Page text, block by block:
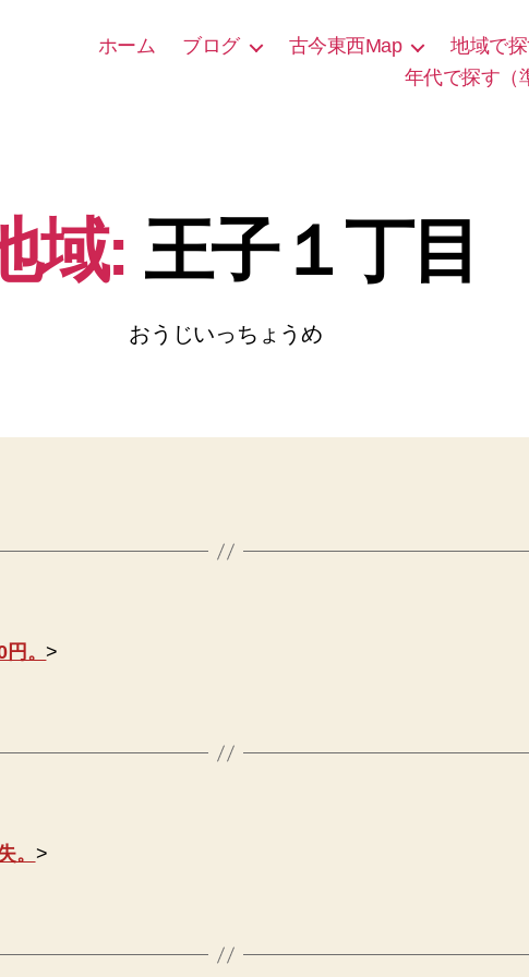
ホーム ブログ 古今東西Map 地域で
年代で探す（
域: 王子１丁目
おうじいっちょうめ
円。>
。 >